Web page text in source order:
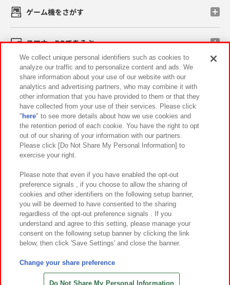
ゲーム機をさがす
スマホ・PCであそぶ
イベント・キャンペーン
関連会社 サステナビリティ サイトポリシー
プライバシーポリシー ウェブアクセシビリティ方針と検証結果
お取引先さまとともに
カスタマーハラスメント対応方針 よくあるご質問・お問い合わせ
©Bandai Namco Amusement Inc.
©Bandai Namco Amusement Lab Inc.
©HANAYASHIKI Co., Ltd. All Rights Reserved.
We collect unique personal identifiers such as cookies to
analyze our traffic and to personalize content and ads. We
share information about your use of our website with our
analytics and advertising partners, who may combine it with
other information that you have provided to them or that they
have collected from your use of their services. Please click
" here" to see more details about how we use cookies and
the retention period of each cookie. You have the right to opt
out of our sharing of your information with our partners.
Please click [Do Not Share My Personal Information] to
exercise your right.
Please note that even if you have enabled the opt-out
preference signals , if you choose to allow the sharing of
cookies and other identifiers on the following setup banner,
you will be deemed to have consented to the sharing
regardless of the opt-out preference signals . If you
understand and agree to this setting, please manage your
consent on the following setup banner by clicking the link
below, then click 'Save Settings' and close the banner.
Change your share preference
Do Not Share My Personal Information